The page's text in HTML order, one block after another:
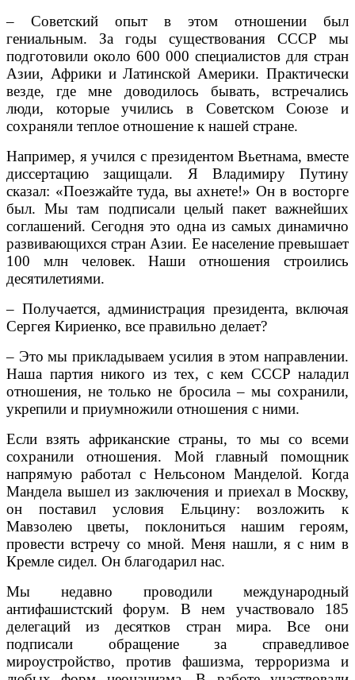
– Советский опыт в этом отношении был
гениальным. За годы существования СССР мы
подготовили около 600 000 специалистов для стран
Азии, Африки и Латинской Америки. Практически
везде, где мне доводилось бывать, встречались
люди, которые учились в Советском Союзе и
сохраняли теплое отношение к нашей стране.
Например, я учился с президентом Вьетнама, вместе
диссертацию защищали. Я Владимиру Путину
сказал: «Поезжайте туда, вы ахнете!» Он в восторге
был. Мы там подписали целый пакет важнейших
соглашений. Сегодня это одна из самых динамично
развивающихся стран Азии. Ее население превышает
100 млн человек. Наши отношения строились
десятилетиями.
– Получается, администрация президента, включая
Сергея Кириенко, все правильно делает?
– Это мы прикладываем усилия в этом направлении.
Наша партия никого из тех, с кем СССР наладил
отношения, не только не бросила – мы сохранили,
укрепили и приумножили отношения с ними.
Если взять африканские страны, то мы со всеми
сохранили отношения. Мой главный помощник
напрямую работал с Нельсоном Манделой. Когда
Мандела вышел из заключения и приехал в Москву,
он поставил условия Ельцину: возложить к
Мавзолею цветы, поклониться нашим героям,
провести встречу со мной. Меня нашли, я с ним в
Кремле сидел. Он благодарил нас.
Мы недавно проводили международный
антифашистский форум. В нем участвовало 185
делегаций из десятков стран мира. Все они
подписали обращение за справедливое
мироустройство, против фашизма, терроризма и